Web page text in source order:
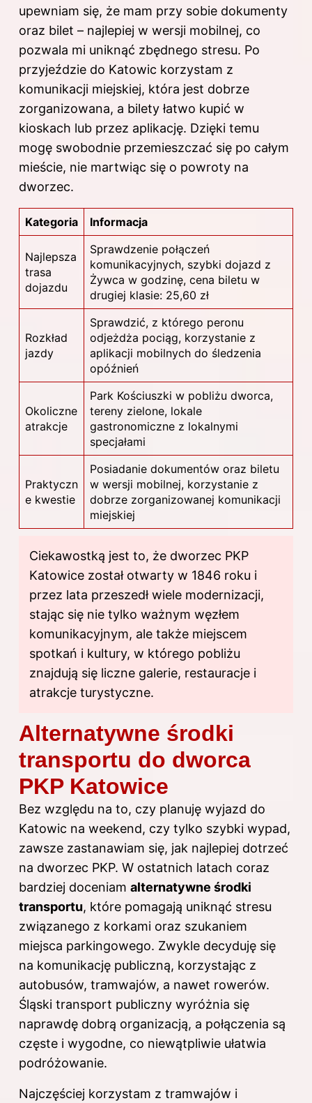
upewniam się, że mam przy sobie dokumenty
oraz bilet – najlepiej w wersji mobilnej, co
pozwala mi uniknąć zbędnego stresu. Po
przyjeździe do Katowic korzystam z
komunikacji miejskiej, która jest dobrze
zorganizowana, a bilety łatwo kupić w
kioskach lub przez aplikację. Dzięki temu
mogę swobodnie przemieszczać się po całym
mieście, nie martwiąc się o powroty na
dworzec.
Kategoria Informacja
Najlepsza
trasa
dojazdu
Sprawdzenie połączeń
komunikacyjnych, szybki dojazd z
Żywca w godzinę, cena biletu w
drugiej klasie: 25,60 zł
Rozkład
jazdy
Sprawdzić, z którego peronu
odjeżdża pociąg, korzystanie z
aplikacji mobilnych do śledzenia
opóźnień
Okoliczne
atrakcje
Park Kościuszki w pobliżu dworca,
tereny zielone, lokale
gastronomiczne z lokalnymi
specjałami
Praktyczn
e kwestie
Posiadanie dokumentów oraz biletu
w wersji mobilnej, korzystanie z
dobrze zorganizowanej komunikacji
miejskiej
Ciekawostką jest to, że dworzec PKP
Katowice został otwarty w 1846 roku i
przez lata przeszedł wiele modernizacji,
stając się nie tylko ważnym węzłem
komunikacyjnym, ale także miejscem
spotkań i kultury, w którego pobliżu
znajdują się liczne galerie, restauracje i
atrakcje turystyczne.
Alternatywne środki
transportu do dworca
PKP Katowice
Bez względu na to, czy planuję wyjazd do
Katowic na weekend, czy tylko szybki wypad,
zawsze zastanawiam się, jak najlepiej dotrzeć
na dworzec PKP. W ostatnich latach coraz
bardziej doceniam alternatywne środki
transportu, które pomagają uniknąć stresu
związanego z korkami oraz szukaniem
miejsca parkingowego. Zwykle decyduję się
na komunikację publiczną, korzystając z
autobusów, tramwajów, a nawet rowerów.
Śląski transport publiczny wyróżnia się
naprawdę dobrą organizacją, a połączenia są
częste i wygodne, co niewątpliwie ułatwia
podróżowanie.
Najczęściej korzystam z tramwajów i